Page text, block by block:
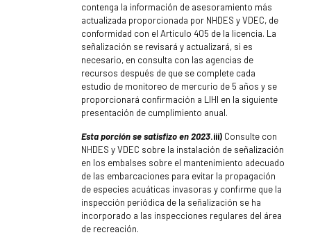
contenga la información de asesoramiento más
actualizada proporcionada por NHDES y VDEC, de
conformidad con el Artículo 405 de la licencia. La
señalización se revisará y actualizará, si es
necesario, en consulta con las agencias de
recursos después de que se complete cada
estudio de monitoreo de mercurio de 5 años y se
proporcionará confirmación a LIHI en la siguiente
presentación de cumplimiento anual.
Esta porción se satisfizo en 2023.iii)Consulte con
NHDES y VDEC sobre la instalación de señalización
en los embalses sobre el mantenimiento adecuado
de las embarcaciones para evitar la propagación
de especies acuáticas invasoras y confirme que la
inspección periódica de la señalización se ha
incorporado a las inspecciones regulares del área
de recreación.